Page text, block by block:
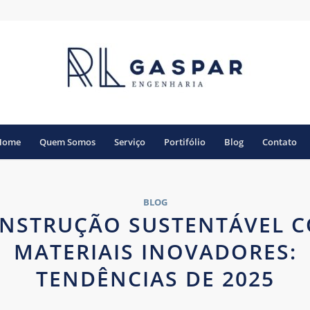
Quem Somos Serviço Portifólio Blog Contato
BLOG
SUSTENTÁVEL
MATERIAIS INOVADORES:
TENDÊNCIAS DE 2025